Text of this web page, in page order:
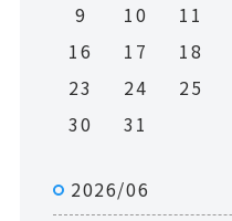
9
10 11
16
17 18
23
24 25
30
31
2026/06